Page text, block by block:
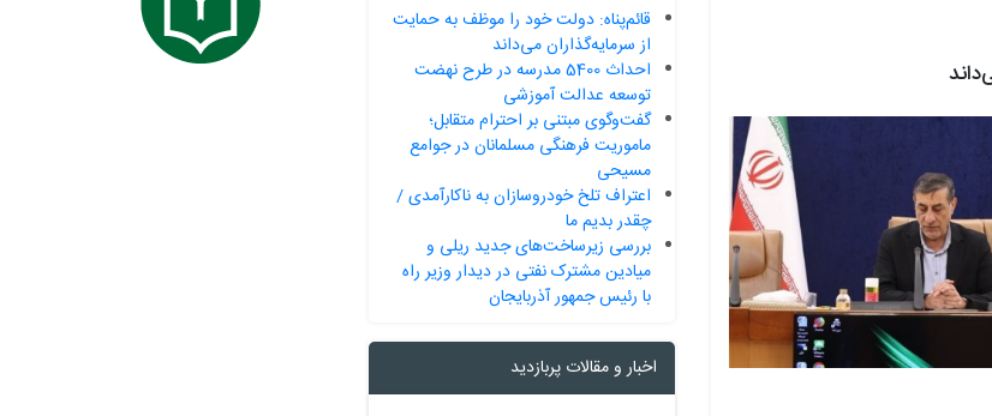
قائم‌پناه: دولت خود را موظف به حمایت
از سرمایه‌گذاران می‌داند
احداث 5400 مدرسه در طرح نهضت
توسعه عدالت آموزشی
گفت‌وگوی مبتنی بر احترام متقابل؛
ماموریت فرهنگی مسلمانان در جوامع
مسیحی
اعتراف تلخ خودروسازان به ناکارآمدی /
چقدر بدیم ما
بررسی زیرساخت‌های جدید ریلی و
میادین مشترک نفتی در دیدار وزیر راه
با رئیس جمهور آذربایجان
اخبار و مقالات پربازدید